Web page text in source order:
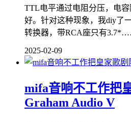
TTL电平通过电阻分压，电
好。针对这种现象，我diy了
转换器，带RCA座只有
2025-02-09
mifa音响不工作把
Graham Audio V